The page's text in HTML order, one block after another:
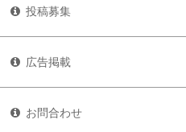
投稿募集
広告掲載
お問合わせ